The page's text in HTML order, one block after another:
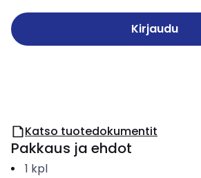
Kirjaudu
Katso tuotedokumentit
Pakkaus ja ehdot
1 kpl